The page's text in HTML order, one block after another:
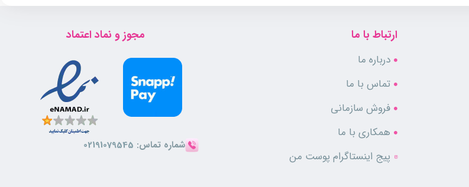
ارتباط با ما
درباره ما
تماس با ما
فروش سازمانی
همکاری با ما
پیج اینستاگرام پوست من
مجوز و نماد اعتماد
شماره تماس: 02191079545